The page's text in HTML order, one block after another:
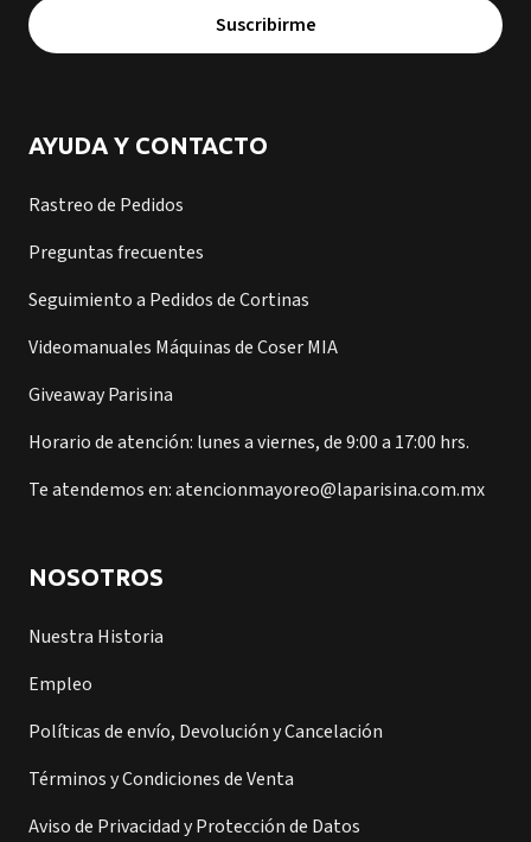
Suscribirme
AYUDA Y CONTACTO
Rastreo de Pedidos
Preguntas frecuentes
Seguimiento a Pedidos de Cortinas
Videomanuales Máquinas de Coser MIA
Giveaway Parisina
Horario de atención: lunes a viernes, de 9:00 a 17:00 hrs.
Te atendemos en: atencionmayoreo@laparisina.com.mx
NOSOTROS
Nuestra Historia
Empleo
Políticas de envío, Devolución y Cancelación
Términos y Condiciones de Venta
Aviso de Privacidad y Protección de Datos